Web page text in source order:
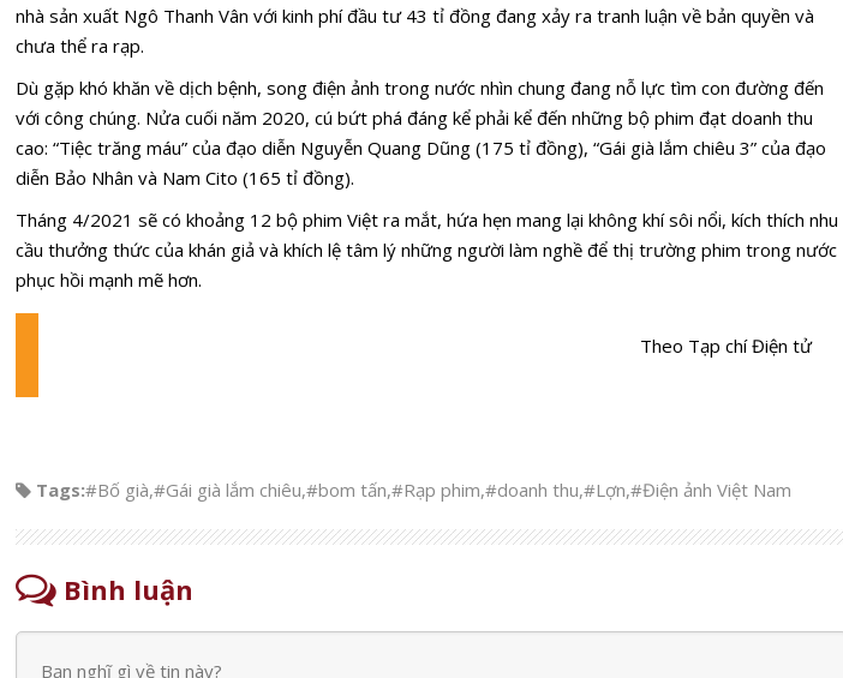
nhà sản xuất Ngô Thanh Vân với kinh phí đầu tư 43 tỉ đồng đang xảy ra tranh luận về bản quyền và
chưa thể ra rạp.
Dù gặp khó khăn về dịch bệnh, song điện ảnh trong nước nhìn chung đang nỗ lực tìm con đường đến
với công chúng. Nửa cuối năm 2020, cú bứt phá đáng kể phải kể đến những bộ phim đạt doanh thu
cao: “Tiệc trăng máu” của đạo diễn Nguyễn Quang Dũng (175 tỉ đồng), “Gái già lắm chiêu 3” của đạo
diễn Bảo Nhân và Nam Cito (165 tỉ đồng).
Tháng 4/2021 sẽ có khoảng 12 bộ phim Việt ra mắt, hứa hẹn mang lại không khí sôi nổi, kích thích nhu
cầu thưởng thức của khán giả và khích lệ tâm lý những người làm nghề để thị trường phim trong nước
phục hồi mạnh mẽ hơn.
Theo Tạp chí Điện tử
Tags:#Bố già,#Gái già lắm chiêu,#bom tấn,#Rạp phim,#doanh thu,#Lợn,#Điện ảnh Việt Nam
Bình luận